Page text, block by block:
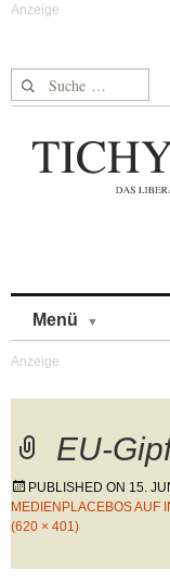
Suche nach:
Menü
EU-
PUBLISHED ON 15.
MEDIENPLACEBOS AUF
(620 × 401)